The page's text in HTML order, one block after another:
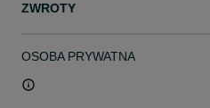
ZWROTY
OSOBA PRYWATNA